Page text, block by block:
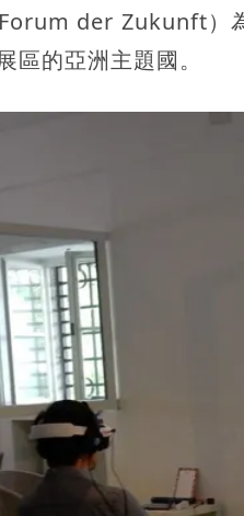
Forum der Zukunft）
區的亞洲主題國。